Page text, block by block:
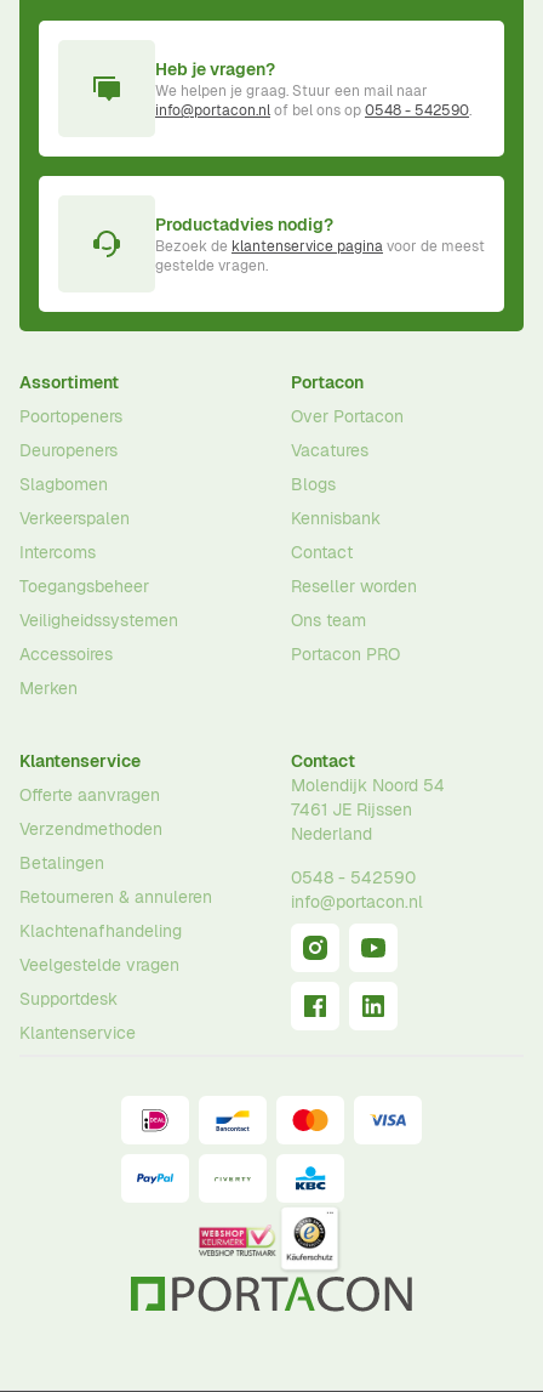
Heb je vragen?
We helpen je graag. Stuur een mail naar
info@portacon.nlof bel ons op0548 - 542590.
Productadvies nodig?
Bezoek de klantenservice paginavoor de meest
gestelde vragen.
Assortiment
Poortopeners
Deuropeners
Slagbomen
Verkeerspalen
Intercoms
Toegangsbeheer
Veiligheidssystemen
Accessoires
Merken
Portacon
Over Portacon
Vacatures
Blogs
Kennisbank
Contact
Reseller worden
Ons team
Portacon PRO
Klantenservice
Offerte aanvragen
Verzendmethoden
Betalingen
Retourneren & annuleren
Klachtenafhandeling
Veelgestelde vragen
Supportdesk
Klantenservice
Contact
Molendijk Noord 54
7461 JE Rijssen
Nederland
0548 - 542590
info@portacon.nl